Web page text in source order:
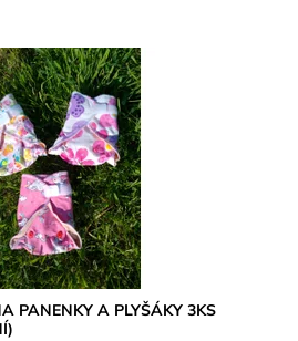
PANENKY A PLYŠÁKY 3KS